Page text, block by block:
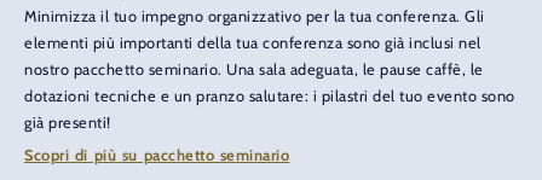
Minimizza il tuo impegno organizzativo per la tua conferenza. Gli
elementi più importanti della tua conferenza sono già inclusi nel
nostro pacchetto seminario. Una sala adeguata, le pause caffè, le
dotazioni tecniche e un pranzo salutare: i pilastri del tuo evento sono
già presenti!
Scopri di più su pacchetto seminario